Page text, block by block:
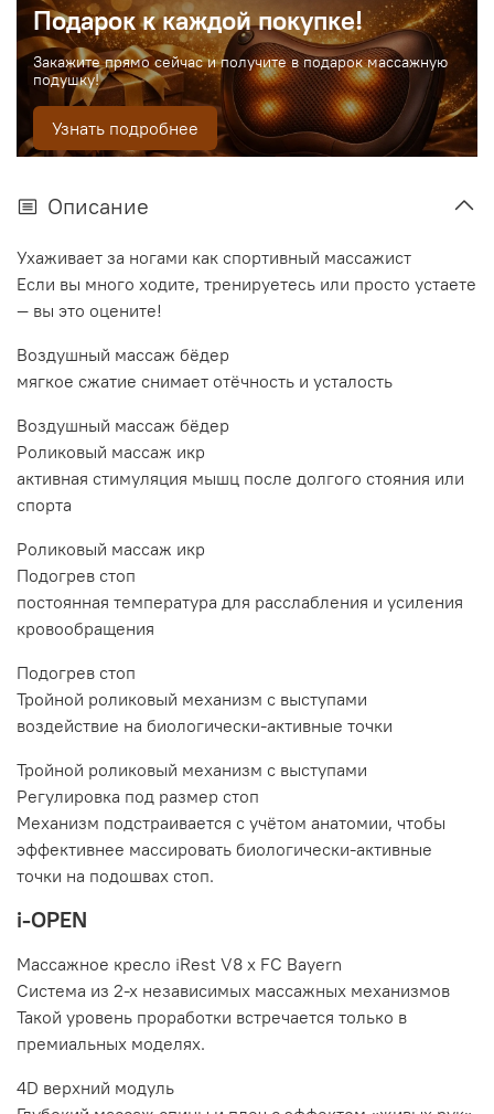
Подарок к каждой покупке!
Закажите прямо сейчас и получите в подарок массажную
подушку!
Узнать подробнее
Описание
Ухаживает за ногами как спортивный массажист
Если вы много ходите, тренируетесь или просто устаете
— вы это оцените!
Воздушный массаж бёдер
мягкое сжатие снимает отёчность и усталость
Воздушный массаж бёдер
Роликовый массаж икр
активная стимуляция мышц после долгого стояния или
спорта
Роликовый массаж икр
Подогрев стоп
постоянная температура для расслабления и усиления
кровообращения
Подогрев стоп
Тройной роликовый механизм с выступами
воздействие на биологически-активные точки
Тройной роликовый механизм с выступами
Регулировка под размер стоп
Механизм подстраивается с учётом анатомии, чтобы
эффективнее массировать биологически-активные
точки на подошвах стоп.
i-OPEN
Массажное кресло iRest V8 x FC Bayern
Система из 2-х независимых массажных механизмов
Такой уровень проработки встречается только в
премиальных моделях.
4D верхний модуль